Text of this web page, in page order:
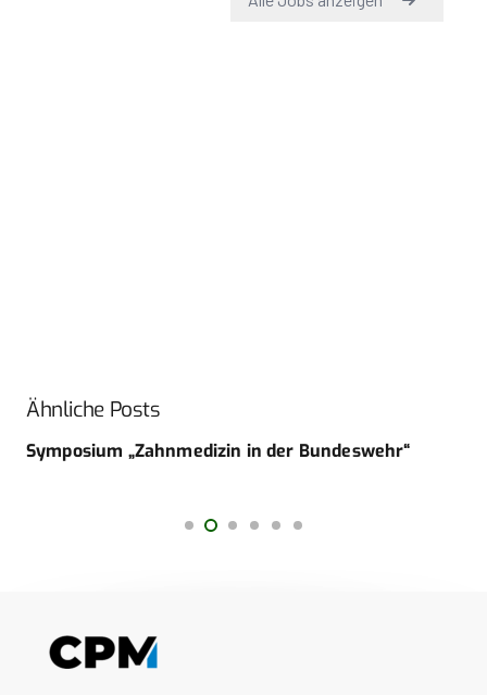
Ähnliche Posts
Symposium „Zahnmedizin in der Bundeswehr“